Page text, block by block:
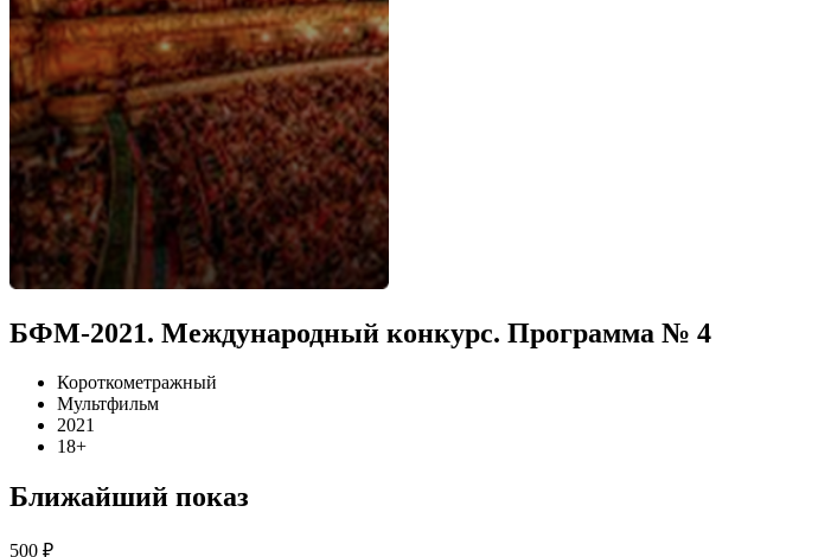
БФМ-2021. Международный конкурс. Программа № 4
Короткометражный
Мультфильм
2021
18+
Ближайший показ
500 ₽